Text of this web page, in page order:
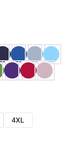
4XL